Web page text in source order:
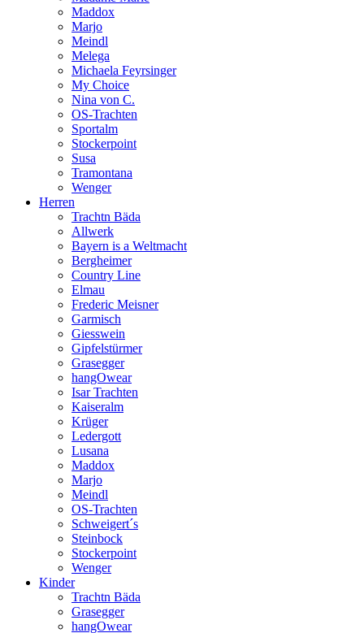
Maddox
Marjo
Meindl
Melega
Michaela Feyrsinger
My Choice
Nina von C.
OS-Trachten
Sportalm
Stockerpoint
Susa
Tramontana
Wenger
Herren
Trachtn Bäda
Allwerk
Bayern is a Weltmacht
Bergheimer
Country Line
Elmau
Frederic Meisner
Garmisch
Giesswein
Gipfelstürmer
Grasegger
hangOwear
Isar Trachten
Kaiseralm
Krüger
Ledergott
Lusana
Maddox
Marjo
Meindl
OS-Trachten
Schweigert´s
Steinbock
Stockerpoint
Wenger
Kinder
Trachtn Bäda
Grasegger
hangOwear